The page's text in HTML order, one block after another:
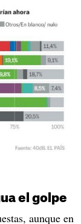
el golpe
aunque en